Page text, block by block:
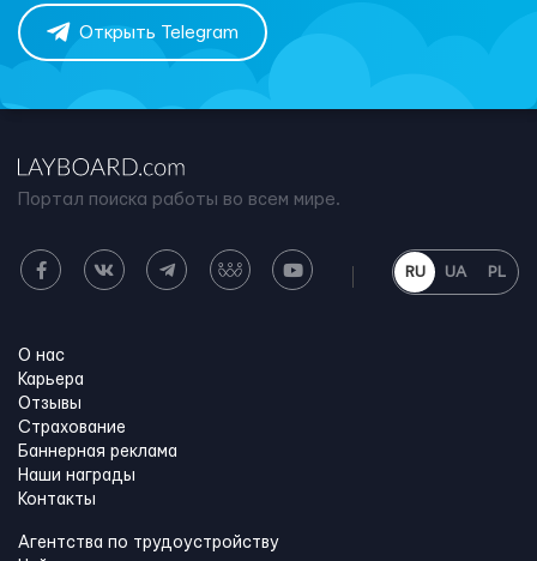
Открыть Telegram
Портал поиска работы во всем мире.
RU UA PL
О нас
Карьера
Отзывы
Страхование
Баннерная реклама
Наши награды
Контакты
Агентства по трудоустройству